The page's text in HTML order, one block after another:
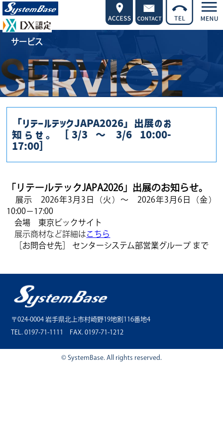
サービス
「リテールテックJAPA2026」出展のお
知らせ。［3/3 ～ 3/6 10:00-
17:00］
「リテールテックJAPA2026」出展のお知らせ。
展示 2026年3月3日（火）～ 2026年3月6日（金）
10:00－17:00
会場 東京ビックサイト
展示商材など詳細はこちら
［お問合せ先］ センターシステム部営業グループ まで
〒024-0004 岩手県北上市村崎野19地割116番地4
TEL. 0197-71-1111 FAX. 0197-71-1212
© SystemBase. All rights reserved.